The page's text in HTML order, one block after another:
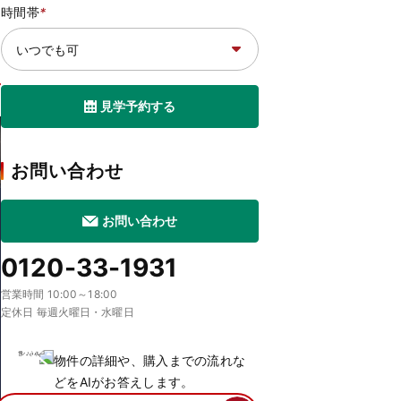
時間帯*
見学予約する
お問い合わせ
お問い合わせ
0120-33-1931
営業時間 10:00～18:00
定休日 毎週火曜日・水曜日
物件の詳細や、購入までの流れな
どをAIがお答えします。